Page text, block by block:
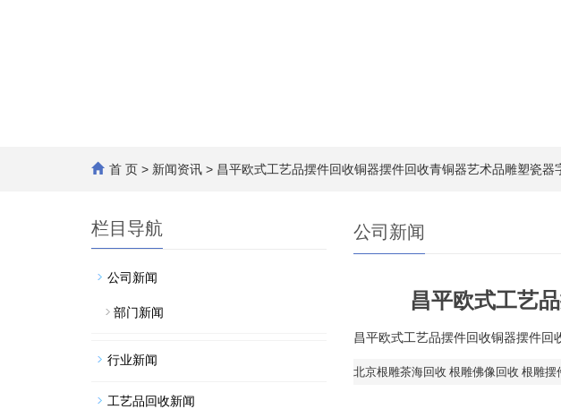
首 页 > 新闻资讯 > 昌平欧式工艺品摆件回收铜器摆件回收青铜器艺术品雕塑瓷器
公司新闻
昌平欧式工艺
昌平欧式工艺品摆件回收铜器摆件回
北京根雕茶海回收 根雕佛像回收 根雕摆
栏目导航
公司新闻
部门新闻
行业新闻
工艺品回收新闻